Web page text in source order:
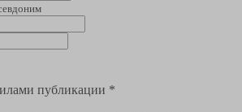
публикации *